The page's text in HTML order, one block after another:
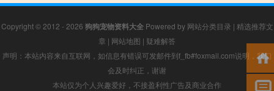
Copyright © 2012 - 2026 狗狗宠物资料大全Powered by 网站分类目录 | 精选推荐文
章 | 网站地图 | 疑难解答
声明：本站内容来自互联网，如信息有错误可发邮件到f_fb#foxmail.com说明，我们
会及时纠正，谢谢
本站仅为个人兴趣爱好，不接盈利性广告及商业合作